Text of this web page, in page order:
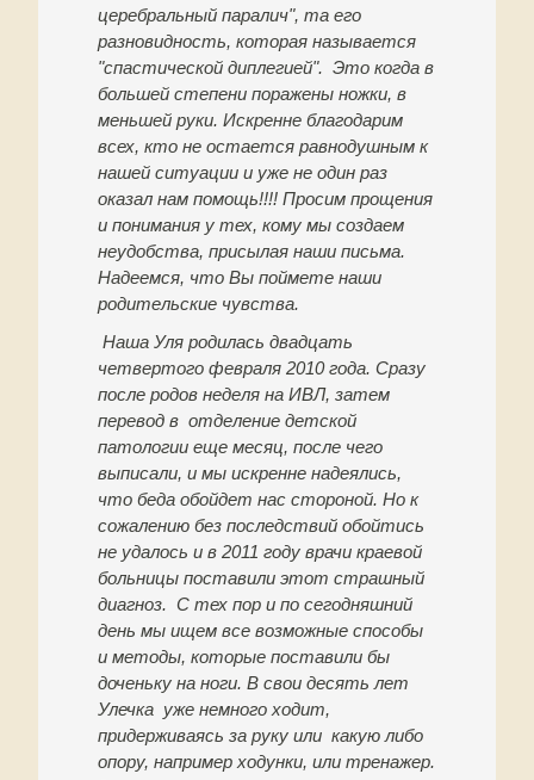
церебральный паралич", та его
разновидность, которая называется
"спастической диплегией". Это когда в
большей степени поражены ножки, в
меньшей руки. Искренне благодарим
всех, кто не остается равнодушным к
нашей ситуации и уже не один раз
оказал нам помощь!!!! Просим прощения
и понимания у тех, кому мы создаем
неудобства, присылая наши письма.
Надеемся, что Вы поймете наши
родительские чувства.
Наша Уля родилась двадцать
четвертого февраля 2010 года. Сразу
после родов неделя на ИВЛ, затем
перевод в отделение детской
патологии еще месяц, после чего
выписали, и мы искренне надеялись,
что беда обойдет нас стороной. Но к
сожалению без последствий обойтись
не удалось и в 2011 году врачи краевой
больницы поставили этот страшный
диагноз. С тех пор и по сегодняшний
день мы ищем все возможные способы
и методы, которые поставили бы
доченьку на ноги. В свои десять лет
Улечка уже немного ходит,
придерживаясь за руку или какую либо
опору, например ходунки, или тренажер.